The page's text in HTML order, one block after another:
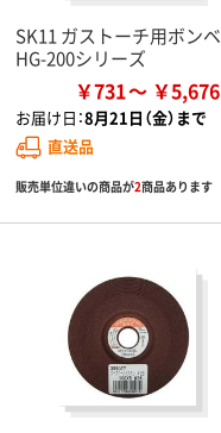
SK11 ガストーチ用ボンベ
HG-200シリーズ
￥731 ￥5,676
お届け日：8月21日（金）まで
直送品
販売単位違いの商品が2商品あります